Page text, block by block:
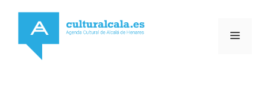
contenido
MENÚ